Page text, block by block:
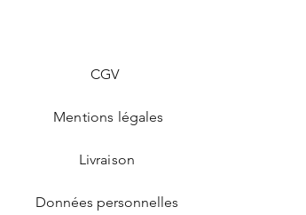
CGV
Mentions légales
Livraison
Données personnelles